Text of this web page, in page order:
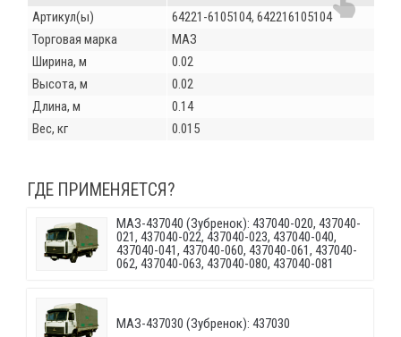
Артикул(ы)
64221-6105104, 642216105104
Торговая марка
МАЗ
Ширина, м
0.02
Высота, м
0.02
Длина, м
0.14
Вес, кг
0.015
ГДЕ ПРИМЕНЯЕТСЯ?
МАЗ-437040 (Зубренок): 437040-020, 437040-
021, 437040-022, 437040-023, 437040-040,
437040-041, 437040-060, 437040-061, 437040-
062, 437040-063, 437040-080, 437040-081
МАЗ-437030 (Зубренок): 437030